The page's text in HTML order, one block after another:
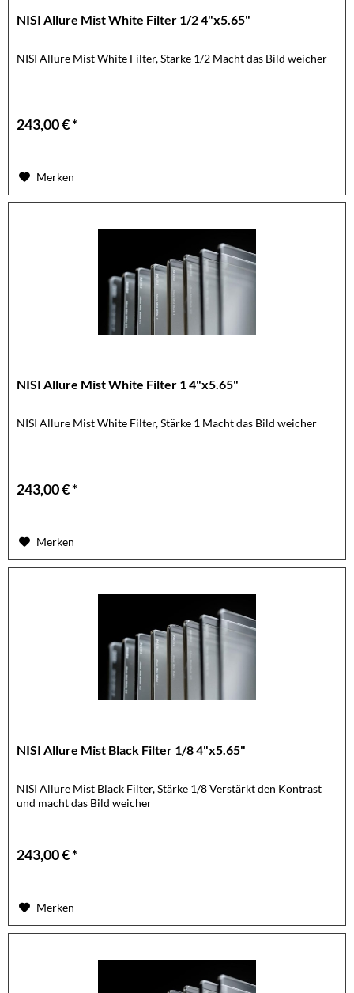
NISI Allure Mist White Filter 1/2 4"x5.65"
NISI Allure Mist White Filter, Stärke 1/2 Macht das Bild weicher
243,00 € *
Merken
NISI Allure Mist White Filter 1 4"x5.65"
NISI Allure Mist White Filter, Stärke 1 Macht das Bild weicher
243,00 € *
Merken
NISI Allure Mist Black Filter 1/8 4"x5.65"
NISI Allure Mist Black Filter, Stärke 1/8 Verstärkt den Kontrast
und macht das Bild weicher
243,00 € *
Merken